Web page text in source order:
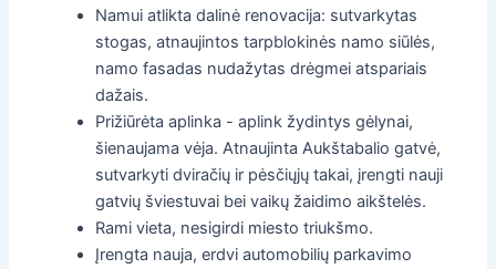
Namui atlikta dalinė renovacija: sutvarkytas
stogas, atnaujintos tarpblokinės namo siūlės,
namo fasadas nudažytas drėgmei atspariais
dažais.
Prižiūrėta aplinka - aplink žydintys gėlynai,
šienaujama vėja. Atnaujinta Aukštabalio gatvė,
sutvarkyti dviračių ir pėsčiųjų takai, įrengti nauji
gatvių šviestuvai bei vaikų žaidimo aikštelės.
Rami vieta, nesigirdi miesto triukšmo.
Įrengta nauja, erdvi automobilių parkavimo